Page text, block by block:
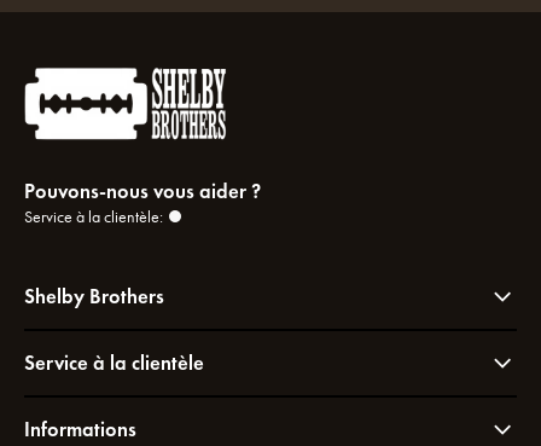
Pouvons-nous vous aider ?
Service à la clientèle:
Shelby Brothers
Service à la clientèle
Informations